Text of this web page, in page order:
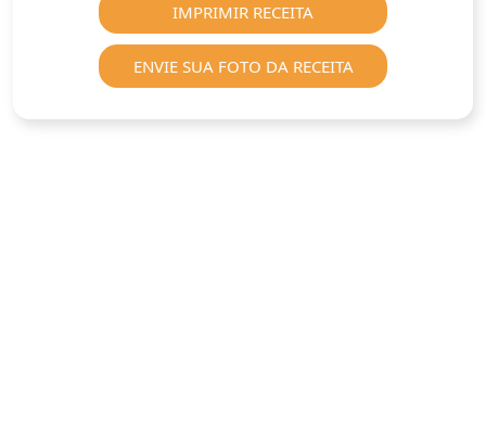
IMPRIMIR RECEITA
ENVIE SUA FOTO DA RECEITA